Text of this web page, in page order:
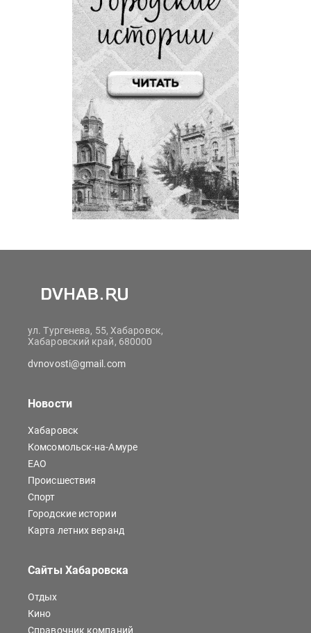
ул. Тургенева, 55, Хабаровск,
Хабаровский край, 680000
dvnovosti@gmail.com
Новости
Хабаровск
Комсомольск-на-Амуре
ЕАО
Происшествия
Спорт
Городские истории
Карта летних веранд
Сайты Хабаровска
Отдых
Кино
Справочник компаний